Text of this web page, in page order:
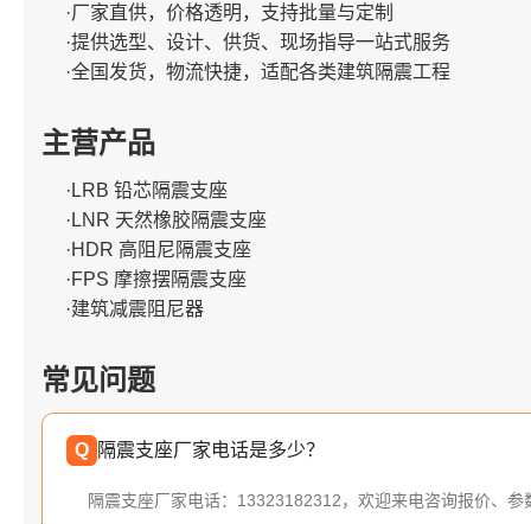
·厂家直供，价格透明，支持批量与定制
·提供选型、设计、供货、现场指导一站式服务
·全国发货，物流快捷，适配各类建筑隔震工程
主营产品
·LRB 铅芯隔震支座
·LNR 天然橡胶隔震支座
·HDR 高阻尼隔震支座
·FPS 摩擦摆隔震支座
·建筑减震阻尼器
常见问题
Q 隔震支座厂家电话是多少？
隔震支座厂家电话：13323182312，欢迎来电咨询报价、参